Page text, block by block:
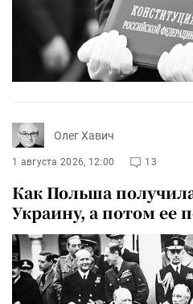
Олег Хавич
1 августа 2026, 12:00 13
Как Польша
Украину, а потом ее